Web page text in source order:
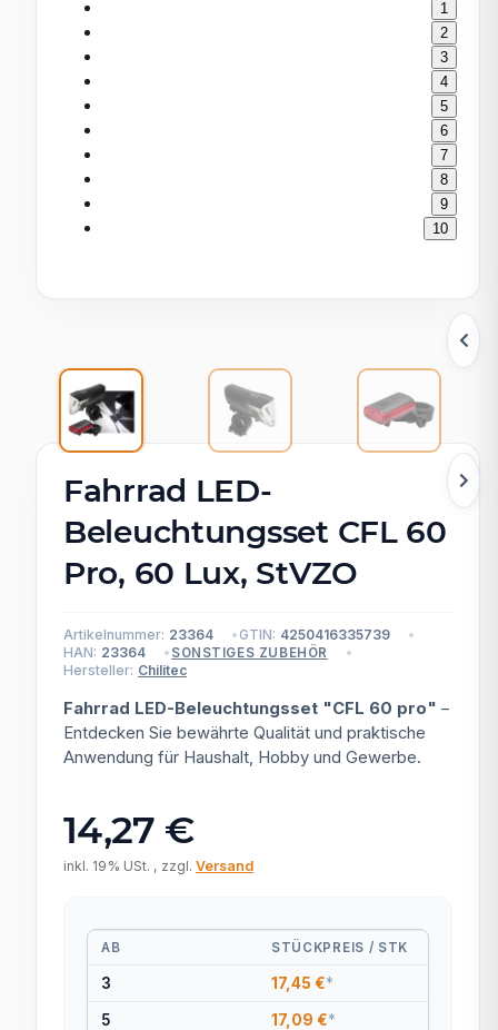
1
2
3
4
5
6
7
8
9
10
Fahrrad LED-
Beleuchtungsset CFL 60
Pro, 60 Lux, StVZO
Artikelnummer: 23364 GTIN: 4250416335739
HAN: 23364 SONSTIGES ZUBEHÖR
Hersteller: Chilitec
Fahrrad LED-Beleuchtungsset "CFL 60 pro" –
Entdecken Sie bewährte Qualität und praktische
Anwendung für Haushalt, Hobby und Gewerbe.
14,27 €
inkl. 19% USt. , zzgl. Versand
AB STÜCKPREIS / STK
3 17,45 €*
5 17,09 €*